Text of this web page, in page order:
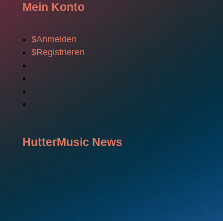
Mein Konto
$Anmelden
$Registrieren
HutterMusic News